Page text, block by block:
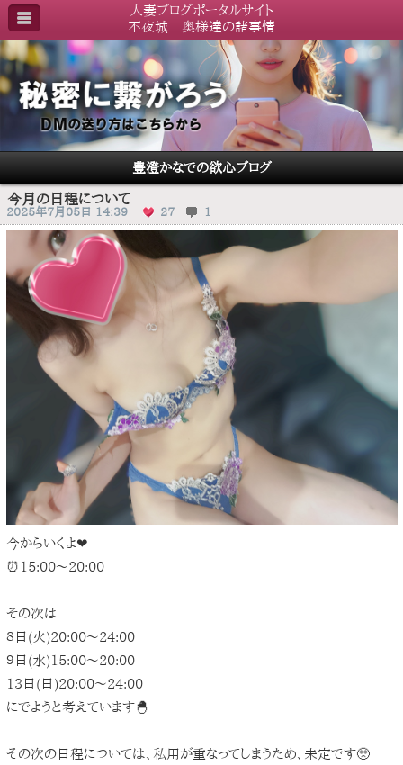
人妻ブログポータルサイト
不夜城 奥様達の諸事情
豊澄かなでの欲心ブログ
今月の日程について
2025年7月05日 14:39 27 1
今からいくよ❤︎
⏰15:00〜20:00
その次は
８日(火)20:00〜24:00
９日(水)15:00〜20:00
13日(日)20:00〜24:00
にでようと考えています🐣
その次の日程については、私用が重なってしまうため、未定です🥺